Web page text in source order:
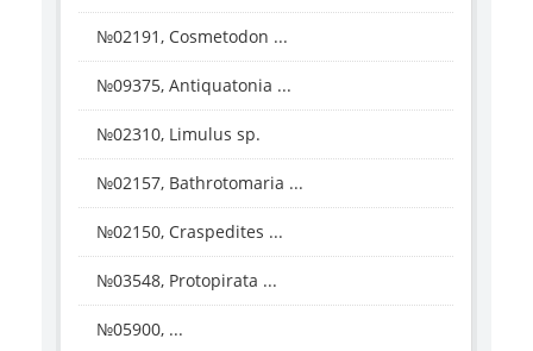
№02191, Cosmetodon ...
№09375, Antiquatonia ...
№02310, Limulus sp.
№02157, Bathrotomaria ...
№02150, Craspedites ...
№03548, Protopirata ...
№05900, ...